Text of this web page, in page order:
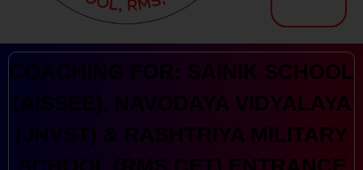
Kranthi Keen: Sainik School Coaching | Navodaya | RMS
COACHING FOR: SAINIK SCHOOL
(AISSEE), NAVODAYA VIDYALAYA
(JNVST) & RASHTRIYA MILITARY